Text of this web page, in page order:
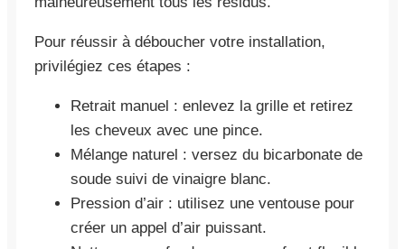
Pour réussir à déboucher votre installation,
privilégiez ces étapes :
Retrait manuel : enlevez la grille et retirez
les cheveux avec une pince.
Mélange naturel : versez du bicarbonate de
soude suivi de vinaigre blanc.
Pression d’air : utilisez une ventouse pour
créer un appel d’air puissant.